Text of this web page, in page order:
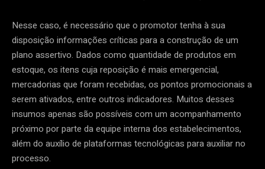
Nesse caso, é necessário que o promotor tenha à sua
disposição informações críticas para a construção de um
plano assertivo. Dados como quantidade de produtos em
estoque, os itens cuja reposição é mais emergencial,
mercadorias que foram recebidas, os pontos promocionais a
serem ativados, entre outros indicadores. Muitos desses
insumos apenas são possíveis com um acompanhamento
próximo por parte da equipe interna dos estabelecimentos,
além do auxílio de plataformas tecnológicas para auxiliar no
processo.